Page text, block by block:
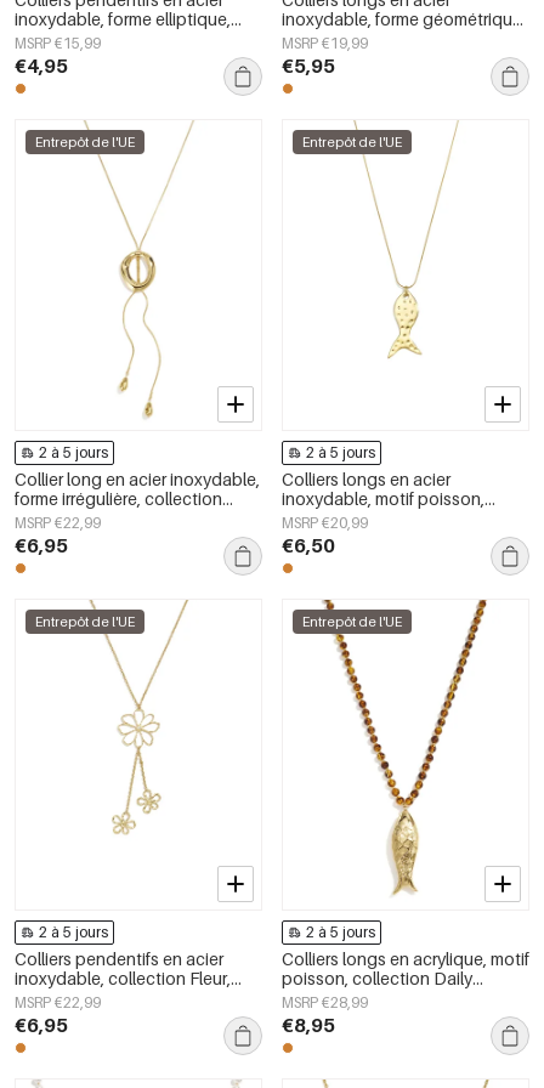
inoxydable, forme elliptique,
collection Simple Daily Simple,
bijoux pour femmes
MSRP €15,99
€4,95
inoxydable, forme géométrique,
collection simple pour le
quotidien, bijoux pour femmes
MSRP €19,99
€5,95
Entrepôt de l'UE
2 à 5 jours
Collier long en acier inoxydable,
forme irrégulière, collection
Simple Daily Simple, bijoux pour
femmes
MSRP €22,99
€6,95
Entrepôt de l'UE
2 à 5 jours
Colliers longs en acier
inoxydable, motif poisson,
collection décontractée et
simple pour femmes
MSRP €20,99
€6,50
Entrepôt de l'UE
2 à 5 jours
Colliers pendentifs en acier
inoxydable, collection Fleur,
style quotidien et simple, bijoux
pour femmes
MSRP €22,99
€6,95
Entrepôt de l'UE
2 à 5 jours
Colliers longs en acrylique, motif
poisson, collection Daily
Simple, bijoux pour femmes
MSRP €28,99
€8,95